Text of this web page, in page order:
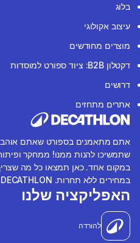
בלוג
עיצוב אקולוגי
מוצרים מחודשים
דקטלון B2B: ציוד ספורט למוסדות
דרושים
אתרים מתחזים
אתם מתאמנים בספורט שאתם
שתמשיכו להנות ממנו! ממחקר ופיתוח
במקום אחד. כאן תמצאו כל מה
במחירים ללא תחרות. DECATHLON. עושים ספורט יחד!
האפליקציה שלנו
להורדה